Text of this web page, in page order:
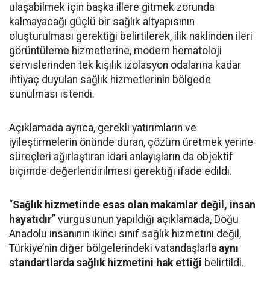
ulaşabilmek için başka illere gitmek zorunda
kalmayacağı güçlü bir sağlık altyapısının
oluşturulması gerektiği belirtilerek, ilik naklinden ileri
görüntüleme hizmetlerine, modern hematoloji
servislerinden tek kişilik izolasyon odalarına kadar
ihtiyaç duyulan sağlık hizmetlerinin bölgede
sunulması istendi.
Açıklamada ayrıca, gerekli yatırımların ve
iyileştirmelerin önünde duran, çözüm üretmek yerine
süreçleri ağırlaştıran idari anlayışların da objektif
biçimde değerlendirilmesi gerektiği ifade edildi.
“Sağlık hizmetinde esas olan makamlar değil, insan
hayatıdır” vurgusunun yapıldığı açıklamada, Doğu
Anadolu insanının ikinci sınıf sağlık hizmetini değil,
Türkiye’nin diğer bölgelerindeki vatandaşlarla aynı
standartlarda sağlık hizmetini hak ettiği belirtildi.